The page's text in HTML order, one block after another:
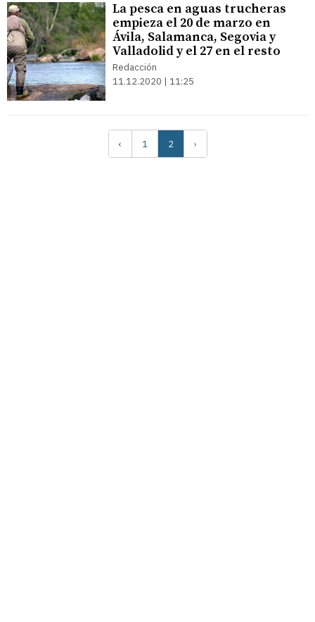
La pesca en aguas trucheras
empieza el 20 de marzo en
Ávila, Salamanca, Segovia y
Valladolid y el 27 en el resto
Redacción
11.12.2020 | 11:25
‹ 1 2 ›